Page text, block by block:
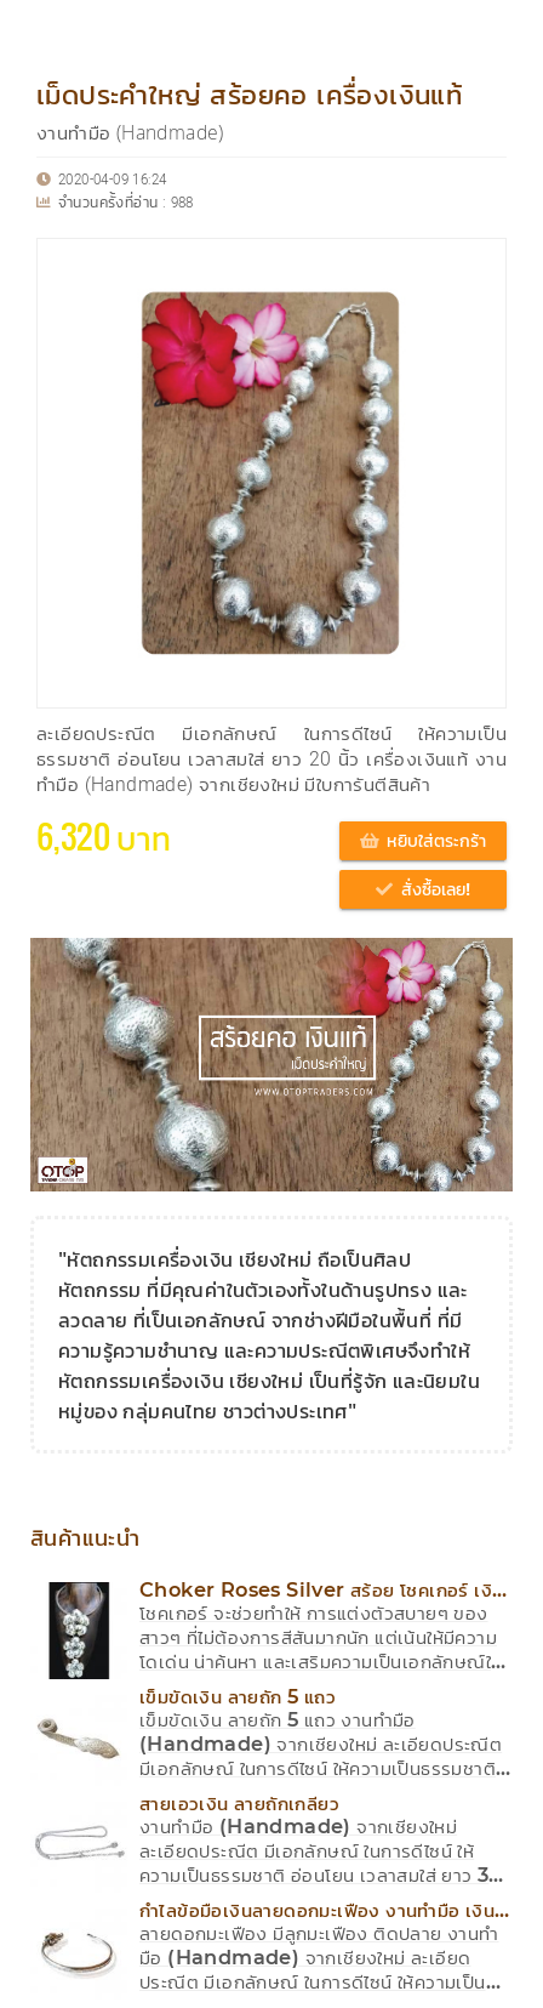
เม็ดประคำใหญ่ สร้อยคอ เครื่องเงินแท้
งานทำมือ (Handmade)
2020-04-09 16:24
จำนวนครั้งที่อ่าน : 988
ละเอียดประณีต มีเอกลักษณ์ ในการดีไซน์ ให้ความเป็น
ธรรมชาติ อ่อนโยน เวลาสมใส่ ยาว 20 นิ้ว เครื่องเงินแท้ งาน
ทำมือ (Handmade) จากเชียงใหม่ มีใบการันตีสินค้า
6,320 บาท หยิบใส่ตระกร้า
สั่งซื้อเลย!
"หัตถกรรมเครื่องเงิน เชียงใหม่ ถือเป็นศิลป
หัตถกรรม ที่มีคุณค่าในตัวเองทั้งในด้านรูปทรง และ
ลวดลาย ที่เป็นเอกลักษณ์ จากช่างฝีมือในพื้นที่ ที่มี
ความรู้ความชำนาญ และความประณีตพิเศษจึงทำให้
หัตถกรรมเครื่องเงิน เชียงใหม่ เป็นที่รู้จัก และนิยมใน
หมู่ของ กลุ่มคนไทย ชาวต่างประเทศ"
สินค้าแนะนำ
Choker Roses Silver สร้อย โชคเกอร์ เงิน
แท้ พวงกุหลาบ
โชคเกอร์ จะช่วยทำให้ การแต่งตัวสบายๆ ของ
สาวๆ ที่ไม่ต้องการสีสันมากนัก แต่เน้นให้มีความ
โดเด่น น่าค้นหา และเสริมความเป็นเอกลักษณ์ใน
ตัวเอง Choker Roses Silver ประกอบด้วย
โชคเกอร์ และจี้เซตดอกกุหลาบ งานทำมือ
(Handmade) จากเชียงใหม่ มีใบการันตีสินต้า
เข็มขัดเงิน ลายถัก 5 แถว
เข็มขัดเงิน ลายถัก 5 แถว งานทำมือ
(Handmade) จากเชียงใหม่ ละเอียดประณีต
มีเอกลักษณ์ ในการดีไซน์ ให้ความเป็นธรรมชาติ
อ่อนโยน เวลาสมใส่ ยาว 32 นิ้ว กว้าง 2.5 ซม. มี
ใบการันตีสินต้า
สายเอวเงิน ลายถักเกลียว
งานทำมือ (Handmade) จากเชียงใหม่
ละเอียดประณีต มีเอกลักษณ์ ในการดีไซน์ ให้
ความเป็นธรรมชาติ อ่อนโยน เวลาสมใส่ ยาว 32
นิ้ว มีใบการันตีสินต้า
กำไลข้อมือเงินลายดอกมะเฟือง งานทำมือ เงิน
แท้
ลายดอกมะเฟือง มีลูกมะเฟือง ติดปลาย งานทำ
มือ (Handmade) จากเชียงใหม่ ละเอียด
ประณีต มีเอกลักษณ์ ในการดีไซน์ ให้ความเป็น